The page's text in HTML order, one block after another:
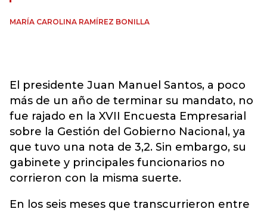
MARÍA CAROLINA RAMÍREZ BONILLA
El presidente Juan Manuel Santos, a poco
más de un año de terminar su mandato, no
fue rajado en la XVII Encuesta Empresarial
sobre la Gestión del Gobierno Nacional, ya
que tuvo una nota de 3,2. Sin embargo, su
gabinete y principales funcionarios no
corrieron con la misma suerte.
En los seis meses que transcurrieron entre